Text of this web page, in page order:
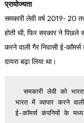
प्रायोज्यता
समकारी लेवी वर्ष 2019- 20
होती थी, फिर सरकार ने पिछले
करने वाली गैर निवासी ई-
दायरा बढ़ा लिया था।
  समकारी लेवी को भारत में कर भुगतान करने वाली भारतीय व्यवसायों और
भारत में व्यापार करने
ई-कॉमर्स कंपनियों के